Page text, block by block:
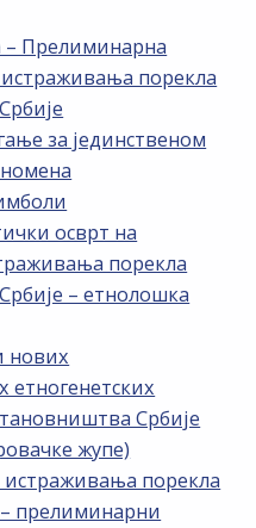
– Прелиминарна
порекла
за јединственом
осврт на
порекла
– етнолошка
нових
Србије
жупе)
порекла
прелиминарни